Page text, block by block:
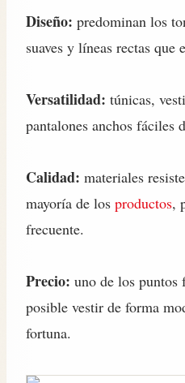
Diseño: predominan los
suaves y líneas rectas que
Versatilidad: túnicas,
pantalones anchos fáciles
Calidad: materiales
mayoría de los productos,
frecuente.
Precio: uno de los puntos
posible vestir de forma
fortuna.